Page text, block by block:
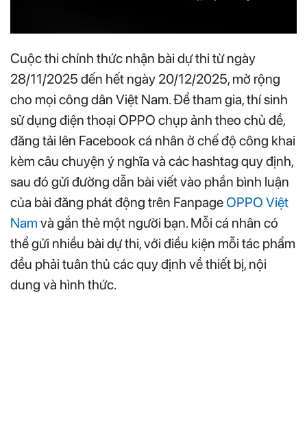
Cuộc thi chính thức nhận bài dự thi từ ngày
28/11/2025 đến hết ngày 20/12/2025, mở rộng
cho mọi công dân Việt Nam. Để tham gia, thí sinh
sử dụng điện thoại OPPO chụp ảnh theo chủ đề,
đăng tải lên Facebook cá nhân ở chế độ công khai
kèm câu chuyện ý nghĩa và các hashtag quy định,
sau đó gửi đường dẫn bài viết vào phần bình luận
của bài đăng phát động trên FanpageOPPO Việt
Nam và gắn thẻ một người bạn. Mỗi cá nhân có
thể gửi nhiều bài dự thi, với điều kiện mỗi tác phẩm
đều phải tuân thủ các quy định về thiết bị, nội
dung và hình thức.